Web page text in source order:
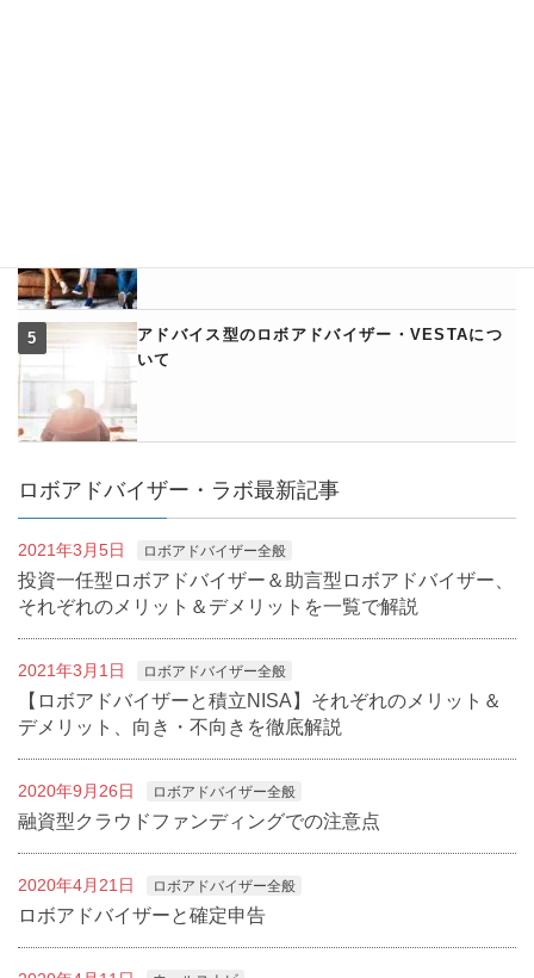
アドバイス型のロボアドバイザー・VESTAにつ
いて
ロボアドバイザー・ラボ最新記事
2021年3月5日 ロボアドバイザー全般
投資一任型ロボアドバイザー＆助言型ロボアドバイザー、
それぞれのメリット＆デメリットを一覧で解説
2021年3月1日 ロボアドバイザー全般
【ロボアドバイザーと積立NISA】それぞれのメリット＆
デメリット、向き・不向きを徹底解説
2020年9月26日 ロボアドバイザー全般
融資型クラウドファンディングでの注意点
2020年4月21日 ロボアドバイザー全般
ロボアドバイザーと確定申告